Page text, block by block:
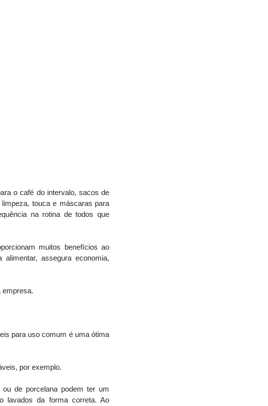
o café do intervalo, sacos de
touca e máscaras para
na rotina de todos que
muitos benefícios ao
assegura economia,
empresa.
para uso comum é uma ótima
por exemplo.
de porcelana podem ter um
lavados da forma correta. Ao